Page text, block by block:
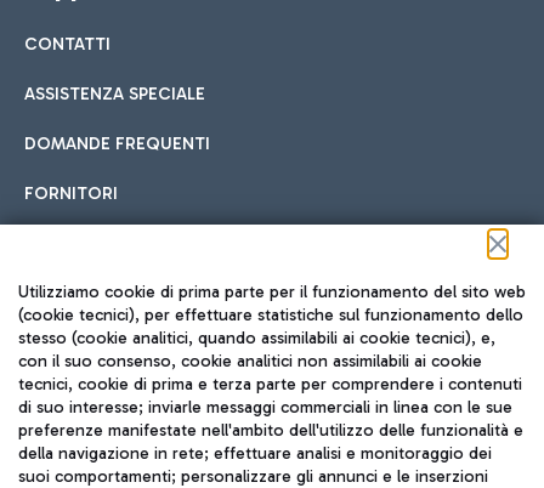
Cucina Internazionale
Fast Food
Hotel in aeroporto
Scegli l'alloggio più adatto e approfitta della vicinanza
all'aeroporto.
Car sharing
Con il Car Sharing è ancora più facile spostarsi
Treno
Raggiungi velocemente l'aeroporto di Fiumicino da Roma
tramite i servizi ferroviari Trenitalia.
CONTATTI
ASSISTENZA SPECIALE
DOMANDE FREQUENTI
FORNITORI
Seguici sui social
TRAVEL JOURNAL
ITA
Utilizziamo cookie di prima parte per il funzionamento del sito web
(cookie tecnici), per effettuare statistiche sul funzionamento dello
stesso (cookie analitici, quando assimilabili ai cookie tecnici), e,
con il suo consenso, cookie analitici non assimilabili ai cookie
tecnici, cookie di prima e terza parte per comprendere i contenuti
di suo interesse; inviarle messaggi commerciali in linea con le sue
preferenze manifestate nell'ambito dell'utilizzo delle funzionalità e
della navigazione in rete; effettuare analisi e monitoraggio dei
suoi comportamenti; personalizzare gli annunci e le inserzioni